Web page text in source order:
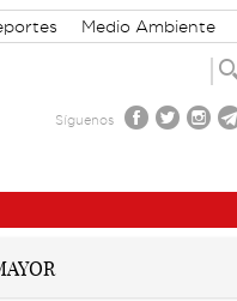
Medio Ambiente
Síguenos